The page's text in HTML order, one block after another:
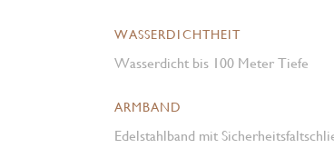
WASSERDICHTHEIT
Wasserdicht bis 100 Meter Tiefe
ARMBAND
Edelstahlband mit